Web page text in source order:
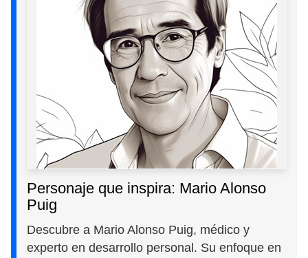
Personaje que inspira: Mario Alonso
Puig
Descubre a Mario Alonso Puig, médico y
experto en desarrollo personal. Su enfoque en